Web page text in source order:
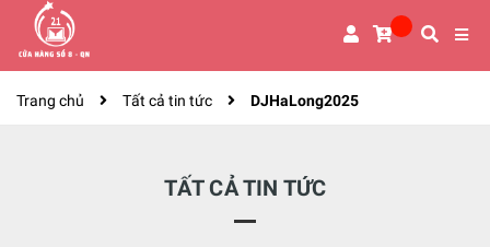
Trang chủ Tất cả tin tức DJHaLong2025
TẤT CẢ TIN TỨC